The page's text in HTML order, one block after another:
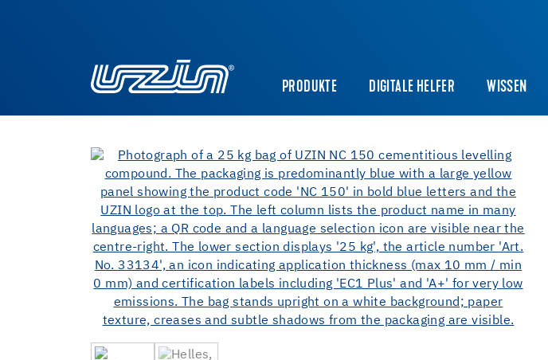
PRODUKTE DIGITALE HELFER WISSEN